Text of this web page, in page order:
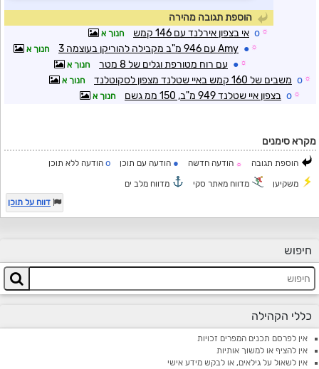
הוספת תגובה מהירה
☼
o אי בצפון אירלנד עם 146 קמש חנוך א
☼
● Amy עם 946 מ"ב מקבילה להוריקן בעוצמה 3 חנוך א
☼
● עם רוח מטורפת וגלים של 8 מטר חנוך א
☼
o משבים של 160 קמש באיי שטלנד מצפון לסקוטלנד חנוך א
☼
o בצפון איי שטלנד 949 מ"ב, 150 ממ גשם חנוך א
מקרא סימנים
הוספת תגובה ☼ הודעה חדשה ● הודעה עם תוכן o הודעה ללא תוכן
משקיען מדווח מאתר סקי
מדווח מלב ים
דווח על תוכן
חיפוש
כללי הקהילה
אין לפרסם תכנים המפרים זכויות
אין להציף או למשוך אותיות
אין לשאול על גילאים, או לבקש מידע אישי